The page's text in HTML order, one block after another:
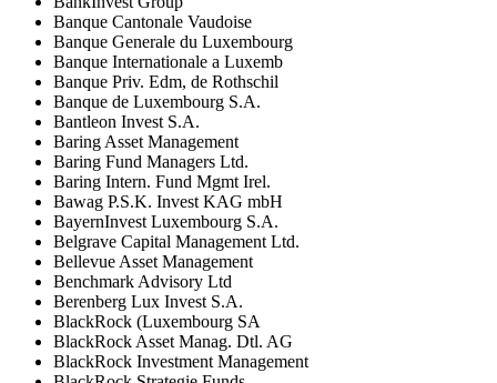
Banque Cantonale Vaudoise
Banque Generale du Luxembourg
Banque Internationale a Luxemb
Banque Priv. Edm, de Rothschil
Banque de Luxembourg S.A.
Bantleon Invest S.A.
Baring Asset Management
Baring Fund Managers Ltd.
Baring Intern. Fund Mgmt Irel.
Bawag P.S.K. Invest KAG mbH
BayernInvest Luxembourg S.A.
Belgrave Capital Management Ltd.
Bellevue Asset Management
Benchmark Advisory Ltd
Berenberg Lux Invest S.A.
BlackRock (Luxembourg SA
BlackRock Asset Manag. Dtl. AG
BlackRock Investment Management